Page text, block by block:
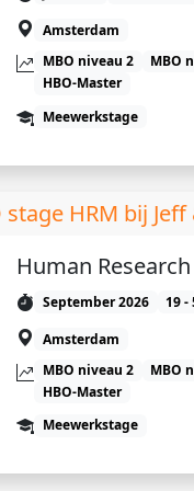
Amsterdam
MBO niveau 2
MBO
HBO-Master
Meewerkstage
HRM bij
Human
September 2026 19 -
Amsterdam
MBO niveau 2
MBO
HBO-Master
Meewerkstage